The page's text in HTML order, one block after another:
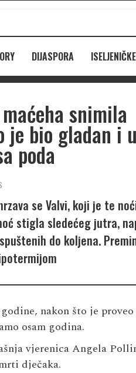
DIJASPORA
snimila
je bio gladan i u
poda
se Valvi, koji je te
stigla sledećeg jutra,
do koljena.
nakon što je
osam godina.
vjerenica Angela
dječaka.